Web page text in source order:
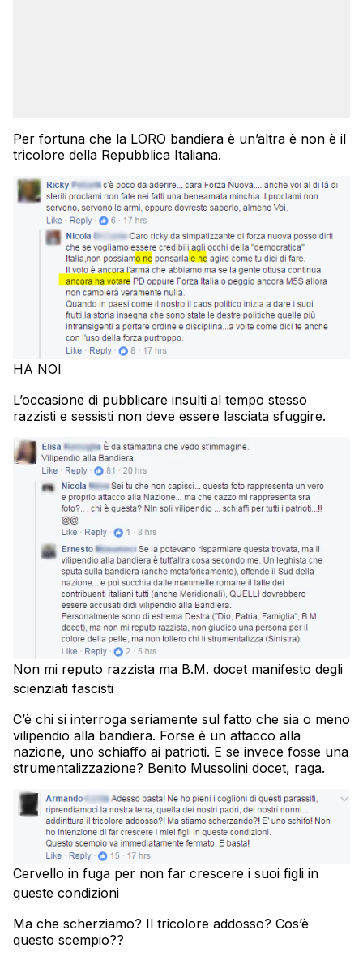
Per fortuna che la LORO bandiera è un’altra è non è il
tricolore della Repubblica Italiana.
HA NOI
L’occasione di pubblicare insulti al tempo stesso
razzisti e sessisti non deve essere lasciata sfuggire.
Non mi reputo razzista ma B.M. docet manifesto degli
scienziati fascisti
C’è chi si interroga seriamente sul fatto che sia o meno
vilipendio alla bandiera. Forse è un attacco alla
nazione, uno schiaffo ai patrioti. E se invece fosse una
strumentalizzazione? Benito Mussolini docet, raga.
Cervello in fuga per non far crescere i suoi figli in
queste condizioni
Ma che scherziamo? Il tricolore addosso? Cos’è
questo scempio??